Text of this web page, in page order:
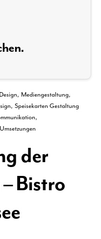
, Mediengestaltung,
, Speisekarten Gestaltung
,
der
Bistro